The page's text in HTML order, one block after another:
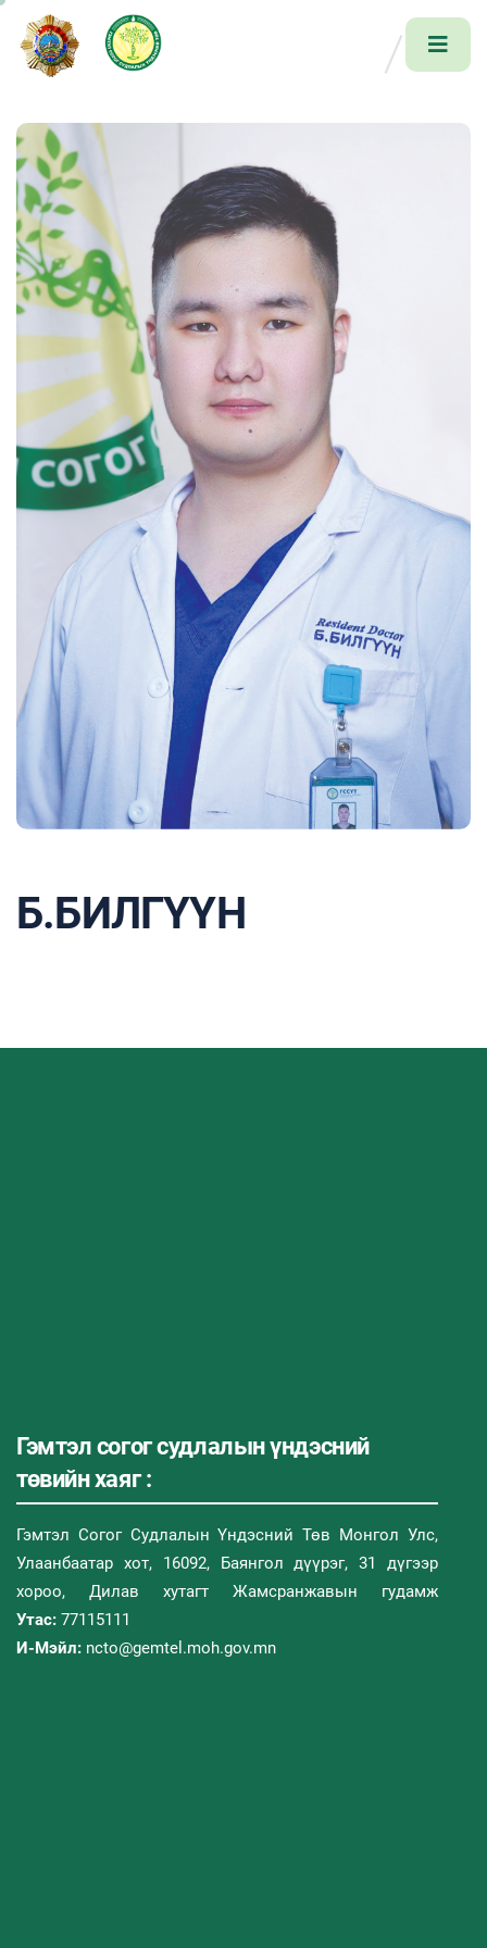
Б.БИЛГҮҮН
Гэмтэл согог судлалын үндэсний
төвийн хаяг :
Гэмтэл Согог Судлалын Үндэсний Төв Монгол Улс,
Улаанбаатар хот, 16092, Баянгол дүүрэг, 31 дүгээр
хороо, Дилав хутагт Жамсранжавын гудамж
Утас: 77115111
И-Мэйл: ncto@gemtel.moh.gov.mn